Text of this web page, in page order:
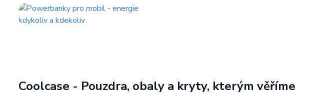
Coolcase - Pouzdra, obaly a kryty, kterým věříme